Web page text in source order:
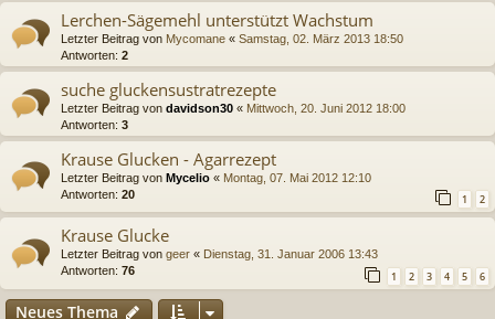
Lerchen-Sägemehl unterstützt Wachstum
Letzter Beitrag von Mycomane « Samstag, 02. März 2013 18:50
Antworten: 2
suche gluckensustratrezepte
Letzter Beitrag von davidson30 « Mittwoch, 20. Juni 2012 18:00
Antworten: 3
Krause Glucken - Agarrezept
Letzter Beitrag von Mycelio « Montag, 07. Mai 2012 12:10
Antworten: 20 1 2
Krause Glucke
Letzter Beitrag von geer « Dienstag, 31. Januar 2006 13:43
Antworten: 76 1 2 3 4 5 6
Neues Thema